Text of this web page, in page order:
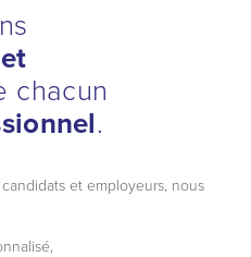
chacun
.
et employeurs, nous